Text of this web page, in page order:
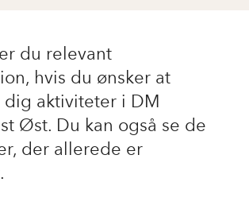
du relevant
hvis du ønsker at
aktiviteter i DM
Øst. Du kan også se de
der allerede er